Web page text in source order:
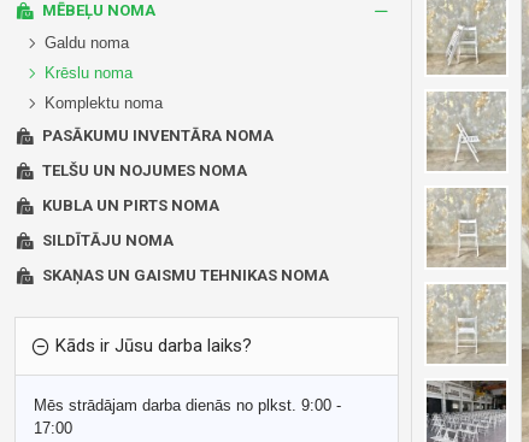
MĒBEĻU NOMA
Galdu noma
Krēslu noma
Komplektu noma
PASĀKUMU INVENTĀRA NOMA
TELŠU UN NOJUMES NOMA
KUBLA UN PIRTS NOMA
SILDĪTĀJU NOMA
SKAŅAS UN GAISMU TEHNIKAS NOMA
Kāds ir Jūsu darba laiks?
Mēs strādājam darba dienās no plkst. 9:00 -
17:00